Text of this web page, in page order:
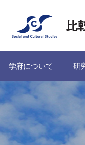
学府について 研